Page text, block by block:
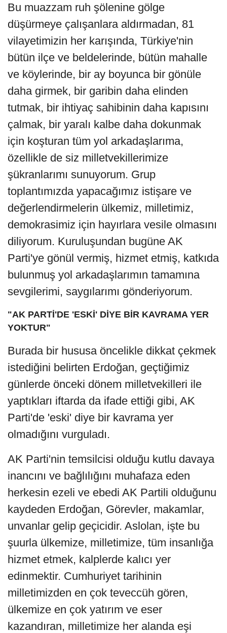
Bu muazzam ruh şölenine gölge
düşürmeye çalışanlara aldırmadan, 81
vilayetimizin her karışında, Türkiye'nin
bütün ilçe ve beldelerinde, bütün mahalle
ve köylerinde, bir ay boyunca bir gönüle
daha girmek, bir garibin daha elinden
tutmak, bir ihtiyaç sahibinin daha kapısını
çalmak, bir yaralı kalbe daha dokunmak
için koşturan tüm yol arkadaşlarıma,
özellikle de siz milletvekillerimize
şükranlarımı sunuyorum. Grup
toplantımızda yapacağımız istişare ve
değerlendirmelerin ülkemiz, milletimiz,
demokrasimiz için hayırlara vesile olmasını
diliyorum. Kuruluşundan bugüne AK
Parti'ye gönül vermiş, hizmet etmiş, katkıda
bulunmuş yol arkadaşlarımın tamamına
sevgilerimi, saygılarımı gönderiyorum.
"AK PARTİ'DE 'ESKİ' DİYE BİR KAVRAMA YER
YOKTUR"
Burada bir hususa öncelikle dikkat çekmek
istediğini belirten Erdoğan, geçtiğimiz
günlerde önceki dönem milletvekilleri ile
yaptıkları iftarda da ifade ettiği gibi, AK
Parti'de 'eski' diye bir kavrama yer
olmadığını vurguladı.
AK Parti'nin temsilcisi olduğu kutlu davaya
inancını ve bağlılığını muhafaza eden
herkesin ezeli ve ebedi AK Partili olduğunu
kaydeden Erdoğan, Görevler, makamlar,
unvanlar gelip geçicidir. Aslolan, işte bu
şuurla ülkemize, milletimize, tüm insanlığa
hizmet etmek, kalplerde kalıcı yer
edinmektir. Cumhuriyet tarihinin
milletimizden en çok teveccüh gören,
ülkemize en çok yatırım ve eser
kazandıran, milletimize her alanda eşi